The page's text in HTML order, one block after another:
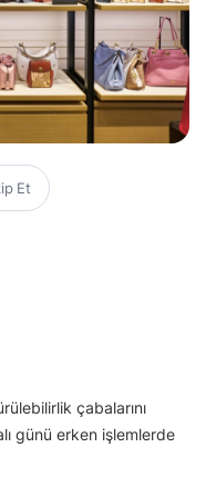
Et
çabalarını
günü erken işlemlerde